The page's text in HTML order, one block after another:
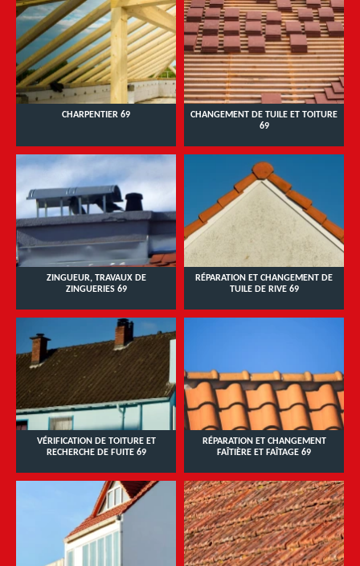
CHARPENTIER 69
CHANGEMENT DE TUILE ET TOITURE
69
ZINGUEUR, TRAVAUX DE
ZINGUERIES 69
RÉPARATION ET CHANGEMENT DE
TUILE DE RIVE 69
VÉRIFICATION DE TOITURE ET
RECHERCHE DE FUITE 69
RÉPARATION ET CHANGEMENT
FAÎTIÈRE ET FAÎTAGE 69